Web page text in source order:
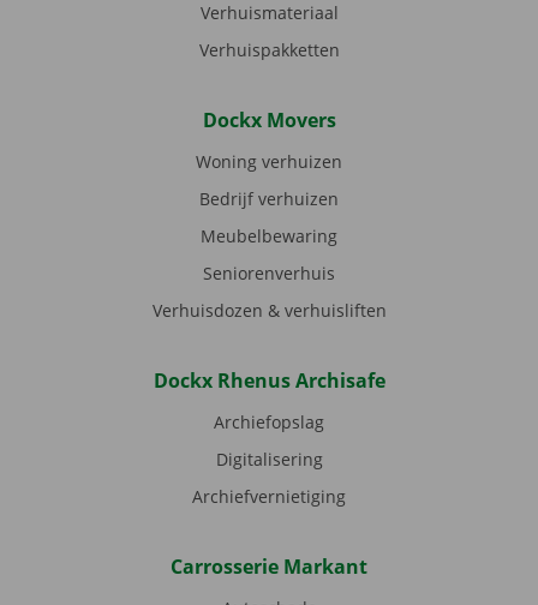
Verhuismateriaal
Verhuispakketten
Dockx Movers
Woning verhuizen
Bedrijf verhuizen
Meubelbewaring
Seniorenverhuis
Verhuisdozen & verhuisliften
Dockx Rhenus Archisafe
Archiefopslag
Digitalisering
Archiefvernietiging
Carrosserie Markant